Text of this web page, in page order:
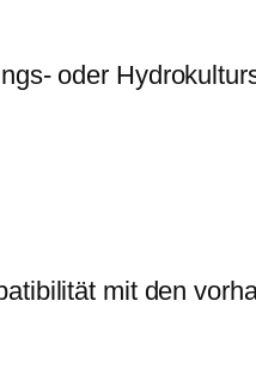
oder
mit den